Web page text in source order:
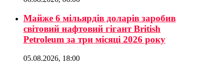
Майже 6 мільярдів доларів заробив
світовий нафтовий гігант British
Petroleum за три місяці 2026 року
05.08.2026, 18:00